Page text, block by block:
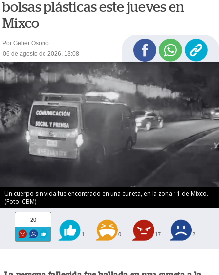
bolsas plásticas este jueves en
Mixco
Por Geber Osorio
06 de agosto de 2026, 13:08
Un cuerpo sin vida fue encontrado en una cuneta, en la zona 11 de Mixco.
(Foto: CBM)
20
1 0 17 2